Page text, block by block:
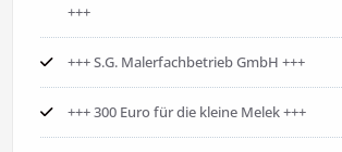
+++
+++ S.G. Malerfachbetrieb GmbH +++
+++ 300 Euro für die kleine Melek +++